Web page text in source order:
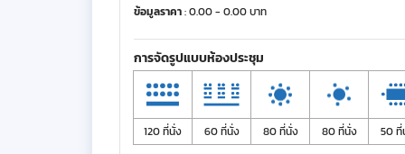
ข้อมูลราคา: 0.00 - 0.00 บาท
การจัดรูปแบบห้องประชุม
120 ที่นั่ง 60 ที่นั่ง 80 ที่นั่ง 80 ที่นั่ง 50